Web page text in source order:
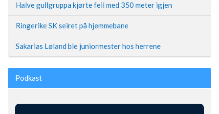
Halve gullgruppa kjørte feil med 350 meter igjen
Ringerike SK seiret på hjemmebane
Sakarias Løland ble juniormester hos herrene
Podkast